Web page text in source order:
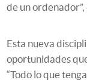
de un
Esta nueva
oportunidades
“Todo lo que